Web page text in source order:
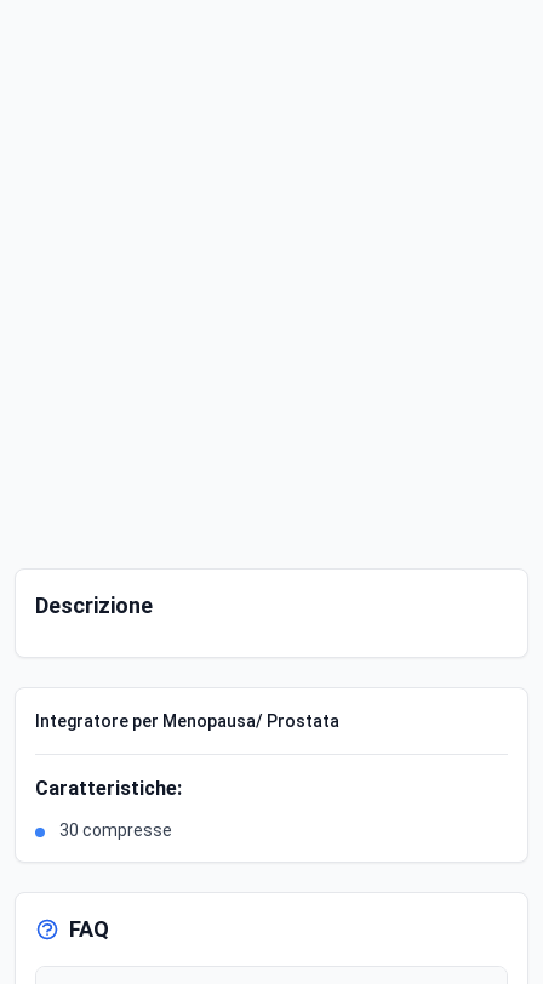
Descrizione
Integratore per Menopausa/ Prostata
Caratteristiche:
30 compresse
FAQ